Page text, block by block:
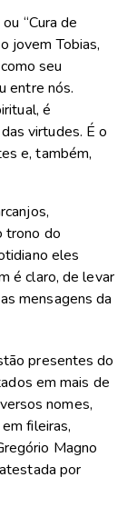
“Cura de
jovem Tobias,
seu
entre nós.
é
virtudes. É o
e, também,
trono do
eles
é claro, de levar
mensagens da
presentes do
em mais de
nomes,
fileiras,
Magno
por